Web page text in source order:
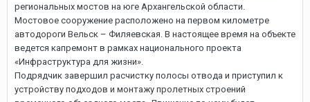
региональных мостов на юге Архангельской области.
Мостовое сооружение расположено на первом километре
автодороги Вельск – Филяевская. В настоящее время на объекте
ведется капремонт в рамках национального проекта
«Инфраструктура для жизни».
Подрядчик завершил расчистку полосы отвода и приступил к
устройству подходов и монтажу пролетных строений